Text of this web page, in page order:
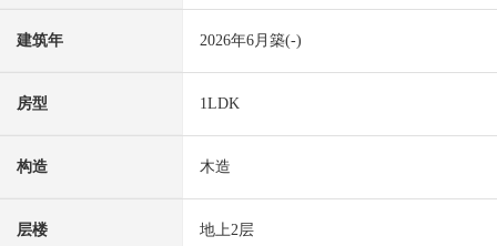
建筑年 2026年6月築(-)
房型 1LDK
构造 木造
层楼 地上2层